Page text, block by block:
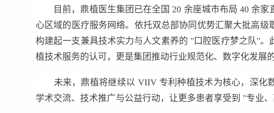
目前，鼎植医生集团已在全国 20 余座城市布局 40 余家
心区域的医疗服务网络。依托双总部协同优势汇聚大批高级
构建起一支兼具技术实力与人文素养的 "口腔医疗梦之队"。
植技术服务的认可，更是集团推动行业规范化、数字化发展
未来，鼎植将继续以 VIIV 专利种植技术为核心，深化
学术交流、技术推广与公益行动，让更多患者享受到 "专业